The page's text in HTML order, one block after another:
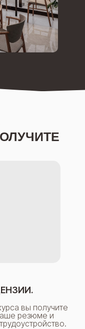
вы получите
резюме и